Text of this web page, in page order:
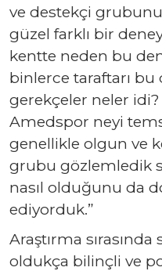
ve destekçi
güzel farklı bir
kentte neden bu
binlerce taraftarı
gerekçeler neler
Amedspor neyi
genellikle olgun ve
grubu gözlemledik
nasıl olduğunu da
ediyorduk.”
Araştırma
oldukça bilinçli ve